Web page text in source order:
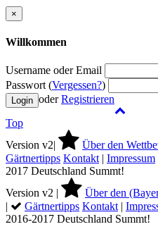
×
Willkommen
Username oder Email
Passwort (Vergessen?)
oderRegistrieren
Top
Version v2|
Über den
Gärtnertipps Kontakt | Impressum
2017 Deutschland Summt!
Version v2 |
Über den
|
Gärtnertipps Kontakt |
2016-2017 Deutschland Summt!